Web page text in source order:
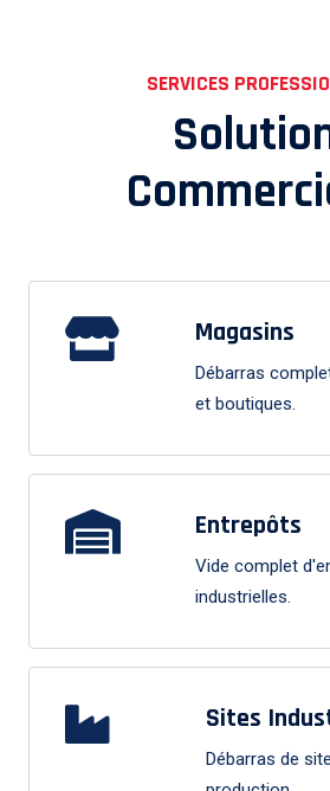
SERVICES
Magasins
Débarras
et boutiques.
Entrepôts
Vide complet
industrielles.
Sites
Débarras de